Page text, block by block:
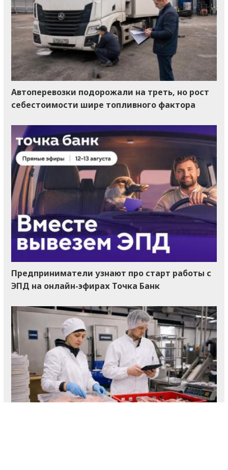
Автоперевозки подорожали на треть, но рост
себестоимости шире топливного фактора
Предприниматели узнают про старт работы с
ЭПД на онлайн-эфирах Точка Банк